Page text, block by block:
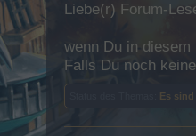
Liebe(r) Forum-
wenn Du in
Falls Du noch
Es